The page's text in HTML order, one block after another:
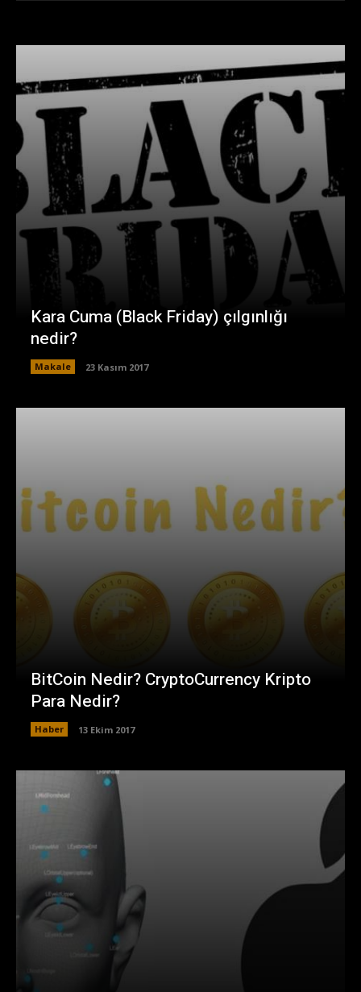
Kara Cuma (Black Friday) çılgınlığı
nedir?
Makale 23 Kasım 2017
BitCoin Nedir? CryptoCurrency Kripto
Para Nedir?
Haber 13 Ekim 2017